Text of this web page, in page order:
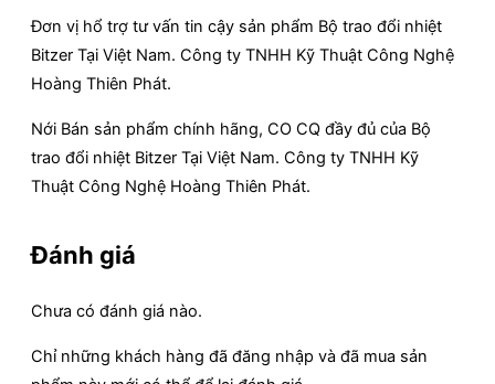
Đơn vị hổ trợ tư vấn tin cậy sản phẩm Bộ trao đổi nhiệt
Bitzer Tại Việt Nam. Công ty TNHH Kỹ Thuật Công Nghệ
Hoàng Thiên Phát.
Nới Bán sản phẩm chính hãng, CO CQ đầy đủ của Bộ
trao đổi nhiệt Bitzer Tại Việt Nam. Công ty TNHH Kỹ
Thuật Công Nghệ Hoàng Thiên Phát.
Đánh giá
Chưa có đánh giá nào.
Chỉ những khách hàng đã đăng nhập và đã mua sản